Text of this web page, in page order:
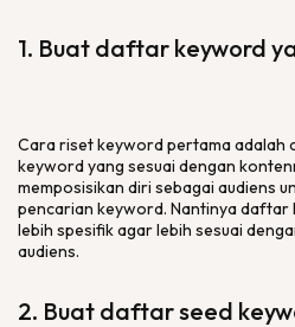
1. Buat daftar keyword
Cara riset keyword pertama adalah
keyword yang sesuai dengan
memposisikan diri sebagai audiens
pencarian keyword. Nantinya
lebih spesifik agar lebih sesuai
audiens.
2. Buat daftar seed